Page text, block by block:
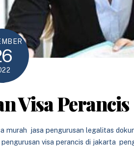
Visa Perancis
murah jasa pengurusan legalitas
pengurusan visa perancis di jakarta